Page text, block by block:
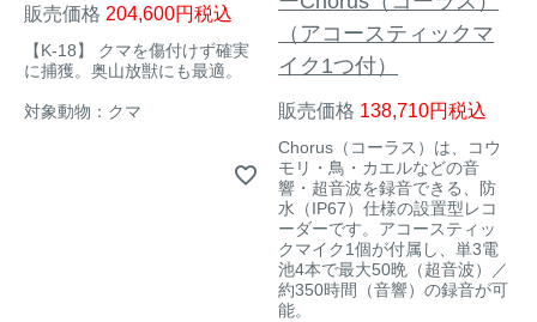
販売価格 204,600 税込
【K-18】 クマを傷付けず確実
に捕獲。奥山放獣にも最適。
対象動物：クマ
（アコースティックマ
イク1つ付）
販売価格 138,710 税込
Chorus（コーラス）は、コウ
モリ・鳥・カエルなどの音
響・超音波を録音できる、防
水（IP67）仕様の設置型レコ
ーダーです。アコースティッ
クマイク1個が付属し、単3電
池4本で最大50晩（超音波）／
約350時間（音響）の録音が可
能。